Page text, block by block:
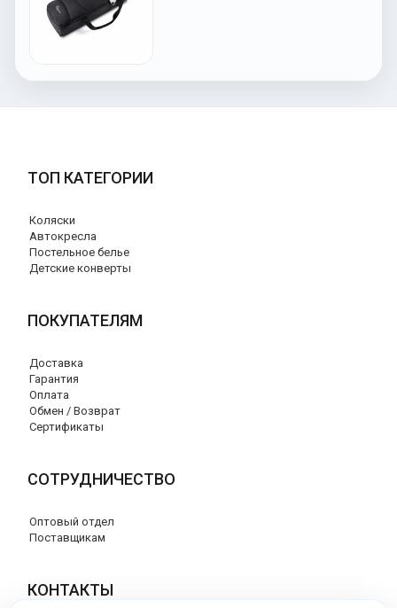
ТОП КАТЕГОРИИ
Коляски
Автокресла
Постельное белье
Детские конверты
ПОКУПАТЕЛЯМ
Доставка
Гарантия
Оплата
Обмен / Возврат
Сертификаты
СОТРУДНИЧЕСТВО
Оптовый отдел
Поставщикам
КОНТАКТЫ